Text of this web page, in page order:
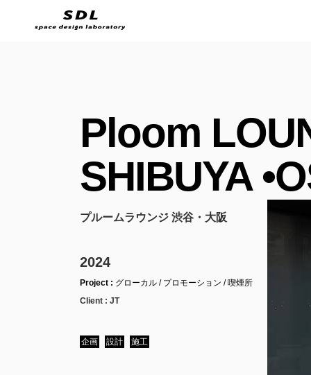
Ploom
SHIBUYA
プルームラウンジ 渋谷・大阪
2024
Project : グローカル / プロモーション / 喫煙所
Client : JT
企画 設計 施工